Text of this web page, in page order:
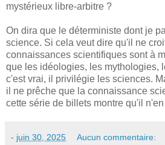
mystérieux libre-arbitre ?
On dira que le déterministe dont je
science. Si cela veut dire qu'il ne
connaissances scientifiques sont à
que les idéologies, les mythologies,
c'est vrai, il privilégie les sciences.
il ne prêche que la connaissance
cette série de billets montre qu'il
- juin 30, 2025 Aucun commentaire: